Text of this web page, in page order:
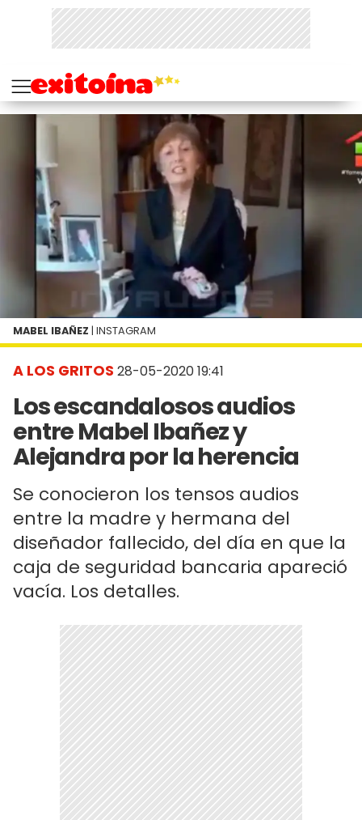
A LOS GRITOS 28-05-2020 19:41
Los escandalosos audios
entre Mabel Ibañez y
Alejandra por la herencia
Se conocieron los tensos audios
entre la madre y hermana del
diseñador fallecido, del día en que la
caja de seguridad bancaria apareció
vacía. Los detalles.
MABEL IBAÑEZ | INSTAGRAM